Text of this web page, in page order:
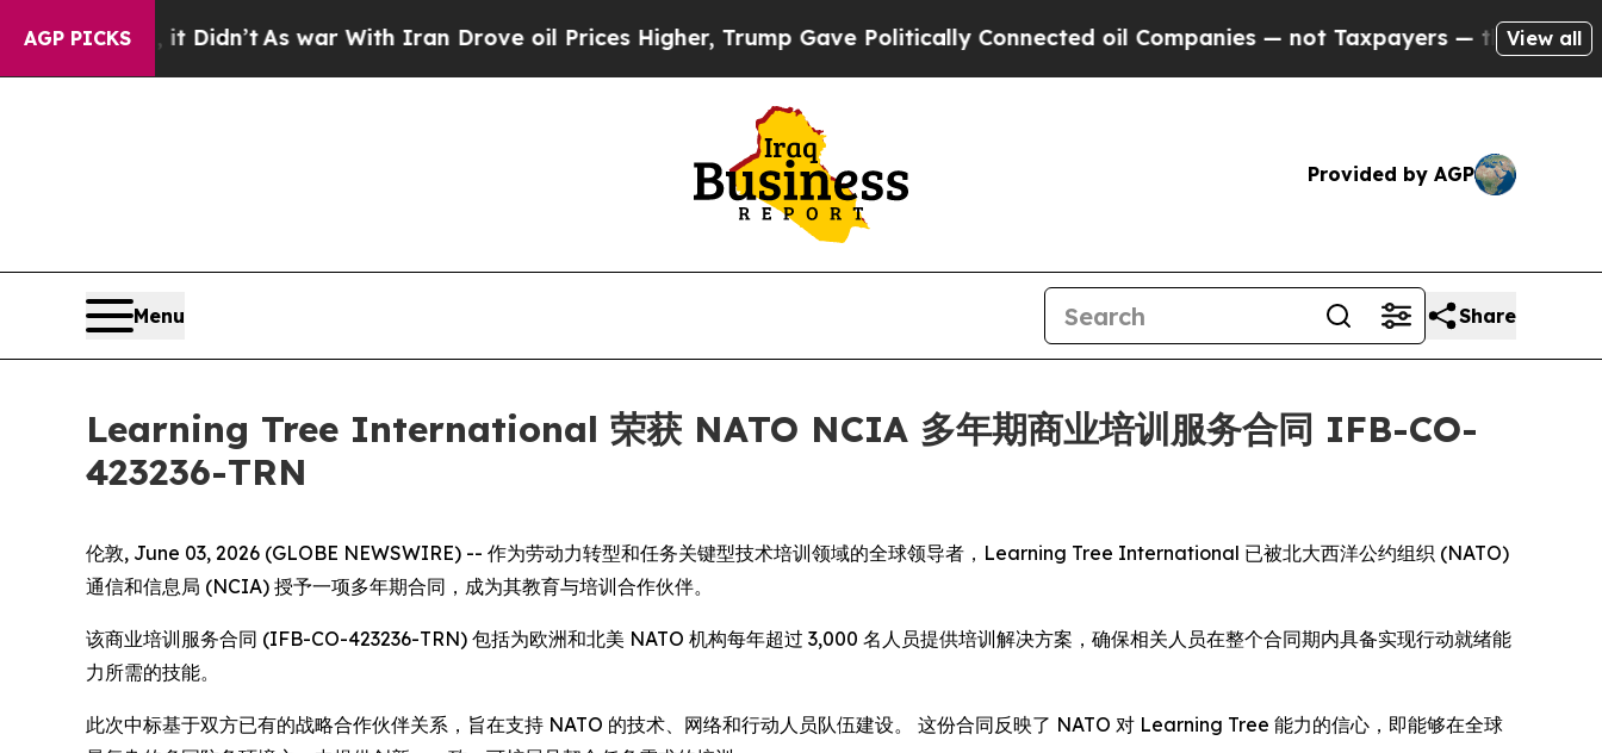
AGP PICKS
Well, it Didn’tAs war With Iran Drove oil Prices Higher, Trump Gave Politically Connected oil Companies — not Taxpayers — the Chance toView all
Provided by AGP
Menu Share
Learning Tree International 荣获 NATO NCIA 多年期商业培训服务合同 IFB-CO-
423236-TRN
伦敦, June 03, 2026 (GLOBE NEWSWIRE) -- 作为劳动力转型和任务关键型技术培训领域的全球领导者，Learning Tree International 已被北大西洋公约组织 (NATO)
通信和信息局 (NCIA) 授予一项多年期合同，成为其教育与培训合作伙伴。
该商业培训服务合同 (IFB-CO-423236-TRN) 包括为欧洲和北美 NATO 机构每年超过 3,000 名人员提供培训解决方案，确保相关人员在整个合同期内具备实现行动就绪能
力所需的技能。
此次中标基于双方已有的战略合作伙伴关系，旨在支持 NATO 的技术、网络和行动人员队伍建设。 这份合同反映了 NATO 对 Learning Tree 能力的信心，即能够在全球